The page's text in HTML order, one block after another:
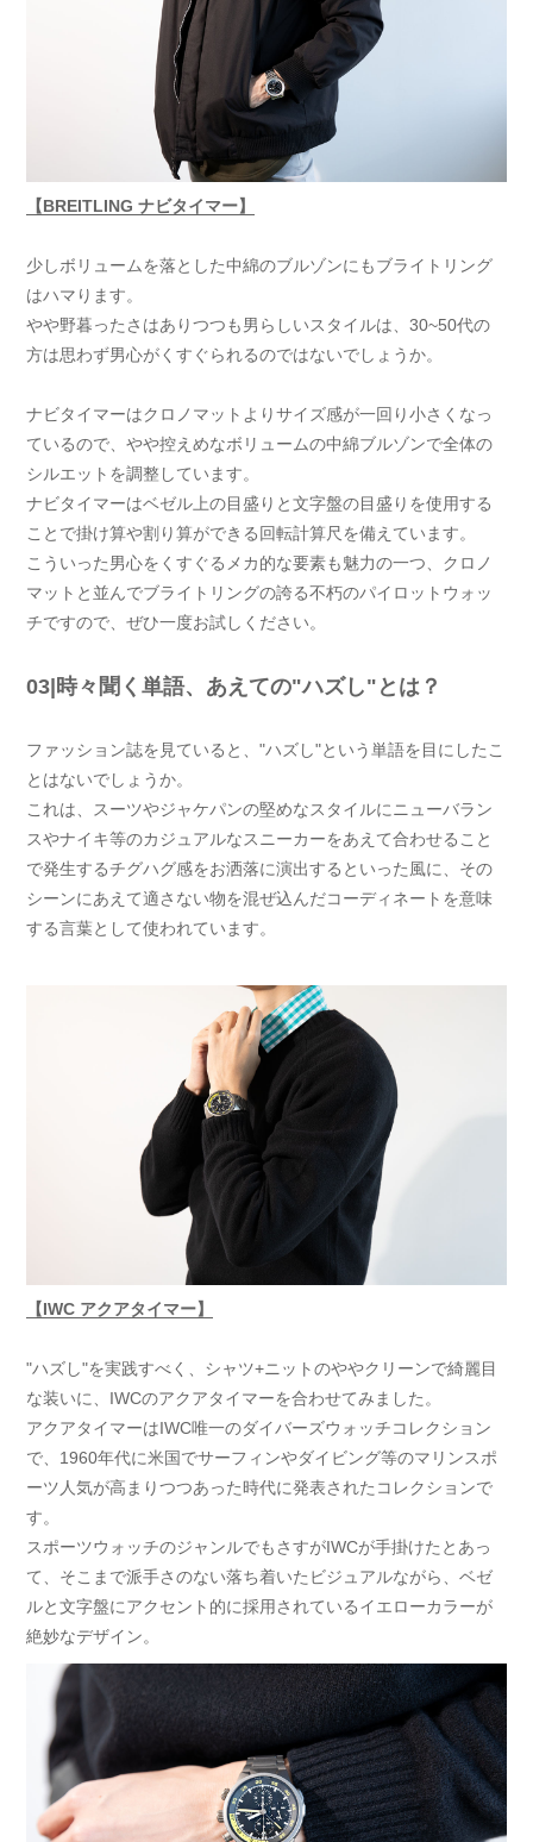
【BREITLING ナビタイマー】
少しボリュームを落とした中綿のブルゾンにもブライトリング
はハマります。
やや野暮ったさはありつつも男らしいスタイルは、30~50代の
方は思わず男心がくすぐられるのではないでしょうか。
ナビタイマーはクロノマットよりサイズ感が一回り小さくなっ
ているので、やや控えめなボリュームの中綿ブルゾンで全体の
シルエットを調整しています。
ナビタイマーはベゼル上の目盛りと文字盤の目盛りを使用する
ことで掛け算や割り算ができる回転計算尺を備えています。
こういった男心をくすぐるメカ的な要素も魅力の一つ、クロノ
マットと並んでブライトリングの誇る不朽のパイロットウォッ
チですので、ぜひ一度お試しください。
03|時々聞く単語、あえての"ハズし"とは？
ファッション誌を見ていると、"ハズし"という単語を目にしたこ
とはないでしょうか。
これは、スーツやジャケパンの堅めなスタイルにニューバラン
スやナイキ等のカジュアルなスニーカーをあえて合わせること
で発生するチグハグ感をお洒落に演出するといった風に、その
シーンにあえて適さない物を混ぜ込んだコーディネートを意味
する言葉として使われています。
【IWC アクアタイマー】
"ハズし"を実践すべく、シャツ+ニットのややクリーンで綺麗目
な装いに、IWCのアクアタイマーを合わせてみました。
アクアタイマーはIWC唯一のダイバーズウォッチコレクション
で、1960年代に米国でサーフィンやダイビング等のマリンスポ
ーツ人気が高まりつつあった時代に発表されたコレクションで
す。
スポーツウォッチのジャンルでもさすがIWCが手掛けたとあっ
て、そこまで派手さのない落ち着いたビジュアルながら、ベゼ
ルと文字盤にアクセント的に採用されているイエローカラーが
絶妙なデザイン。